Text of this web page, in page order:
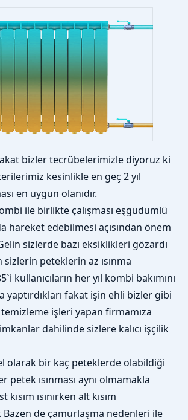
bizler tecrübelerimizle diyoruz ki
kesinlikle en geç 2 yıl
en uygun olanıdır.
ile birlikte çalışması eşgüdümlü
hareket edebilmesi açısından önem
sizlerde bazı eksiklikleri gözardı
peteklerin az ısınma
kullanıcıların her yıl kombi bakımını
fakat işin ehli bizler gibi
işleri yapan firmamıza
imkanlar dahilinde sizlere kalıcı işçilik
olarak bir kaç peteklerde olabildiği
petek ısınması aynı olmamakla
ısınırken alt kısım
Bazen de çamurlaşma nedenleri ile